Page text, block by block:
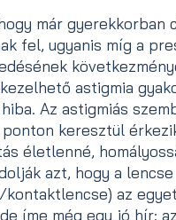
már gyerekkorban
fel, ugyanis míg a
astigmia
Az astigmiás
keresztül
életlenné,
azt, hogy a lencse
kontaktlencse) az
íme még egy jó hír: